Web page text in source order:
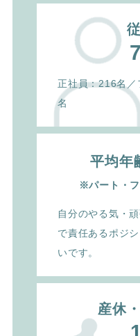
正社員：216名／
名
平均年
※パート・
自分のやる気・
で責任あるポジ
いです。
産休